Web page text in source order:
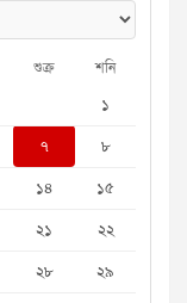
শুক্র শনি
১
৭
৮
১৪
১৫
২১
২২
২৮ ২৯